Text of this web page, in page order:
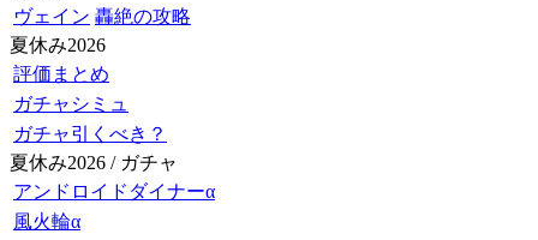
ヴェイン 轟絶の攻略
夏休み2026
評価まとめ
ガチャシミュ
ガチャ引くべき？
夏休み2026 / ガチャ
アンドロイドダイナーα
風火輪α